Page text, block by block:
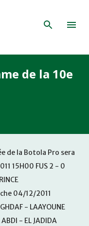
de la 10e
de la Botola Pro sera
15H00 FUS 2 - 0
04/12/2011
- LAAYOUNE
- EL JADIDA